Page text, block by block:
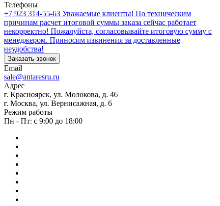
Телефоны
+7 923 314-55-63 Уважаемые клиенты! По техническим
причинам расчет итоговой суммы заказа сейчас работает
некорректно! Пожалуйста, согласовывайте итоговую сумму с
менеджером. Приносим извинения за доставленные
неудобства!
Заказать звонок
Email
sale@antaresru.ru
Адрес
г. Красноярск, ул. Молокова, д. 46
г. Москва, ул. Вернисажная, д. 6
Режим работы
Пн - Пт: с 9:00 до 18:00